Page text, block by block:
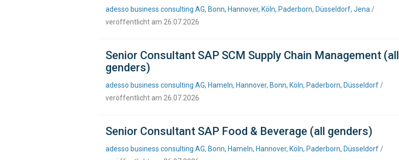
adesso business consulting AG, Bonn, Hannover, Köln, Paderborn, Düsseldorf, Jena /
veröffentlicht am 26.07.2026
Senior Consultant SAP SCM Supply Chain Management (all
genders)
adesso business consulting AG, Hameln, Hannover, Bonn, Köln, Paderborn, Düsseldorf /
veröffentlicht am 26.07.2026
Senior Consultant SAP Food & Beverage (all genders)
adesso business consulting AG, Bonn, Hameln, Hannover, Köln, Paderborn, Düsseldorf /